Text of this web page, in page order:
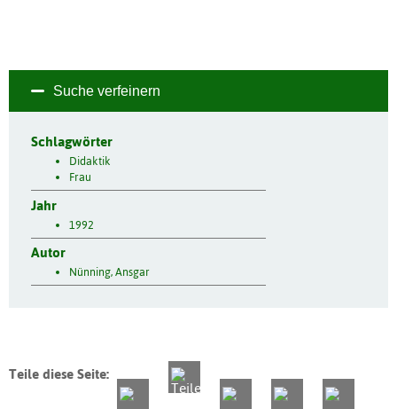
Suche verfeinern
Schlagwörter
Didaktik
Frau
Jahr
1992
Autor
Nünning, Ansgar
Teile diese Seite: